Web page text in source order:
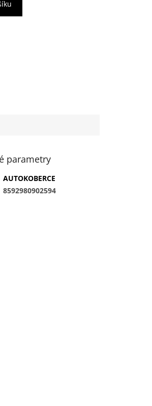
parametry
AUTOKOBERCE
8592980902594